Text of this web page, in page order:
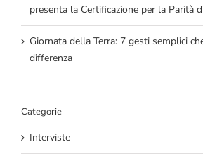
presenta la Certificazione per la Parità
Giornata della Terra: 7 gesti semplici
differenza
Categorie
Interviste